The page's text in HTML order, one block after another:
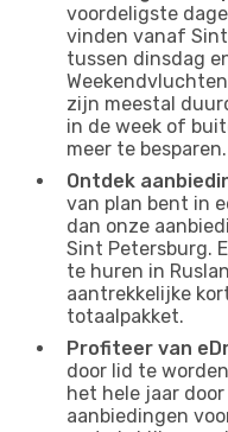
voordeligste
vinden vanaf
tussen dinsdag
zijn meestal
in de week of
meer te besparen.
Ontdek
van plan bent in
dan onze
Sint Petersburg.
te huren in
aantrekkelijke
totaalpakket.
Profiteer van
door lid te
het hele jaar
aanbiedingen